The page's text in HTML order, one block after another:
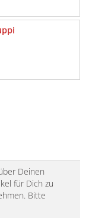
Deinen
für Dich zu
Bitte